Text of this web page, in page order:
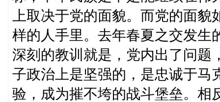
上取决于党的面貌。而党的面
样的人手里。去年春夏之交发生
深刻的教训就是，党内出了问题
子政治上是坚强的，是忠诚于马
验，成为摧不垮的战斗堡垒。相